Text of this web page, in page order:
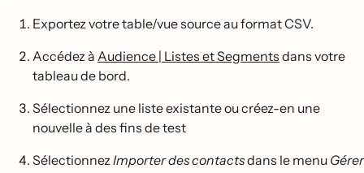
Exportez votre table/vue source au format CSV.
Accédez à Audience | Listes et Segments dans votre
tableau de bord.
Sélectionnez une liste existante ou créez-en une
nouvelle à des fins de test
SélectionnezImporter des contactsdans le menu Gérer